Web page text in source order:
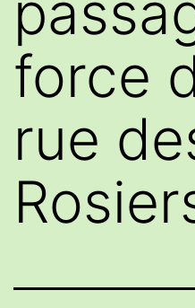
force
rue